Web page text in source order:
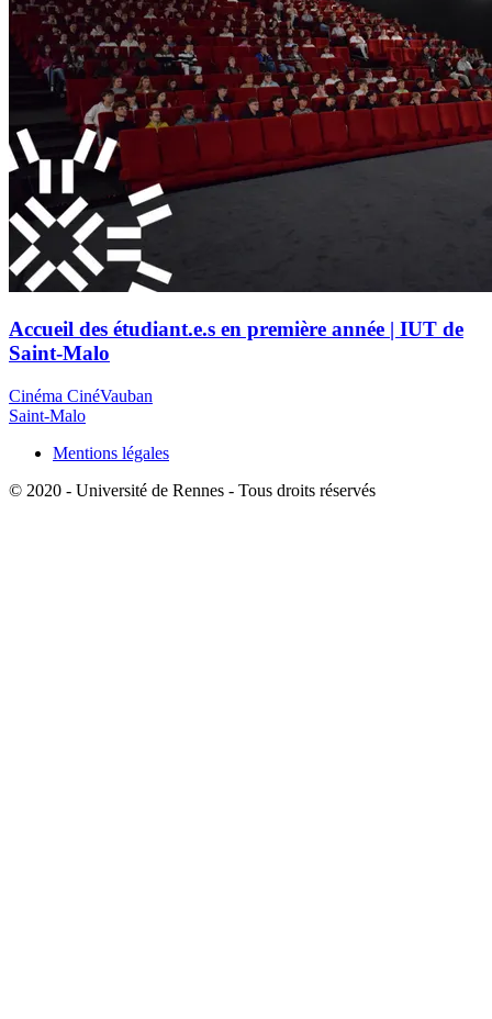
Accueil des étudiant.e.s en première année | IUT de
Saint-Malo
Cinéma CinéVauban
Saint-Malo
Mentions légales
© 2020 - Université de Rennes - Tous droits réservés